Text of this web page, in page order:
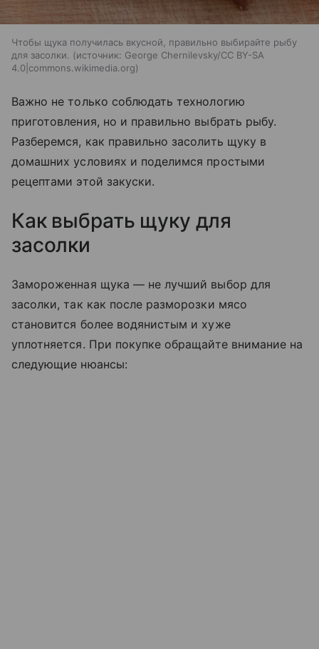
Чтобы щука получилась вкусной, правильно выбирайте рыбу
для засолки.
источник: George Chernilevsky/CC BY-SA
4.0|commons.wikimedia.org
Важно не только соблюдать технологию
приготовления, но и правильно выбрать рыбу.
Разберемся, как правильно засолить щуку в
домашних условиях и поделимся простыми
рецептами этой закуски.
Как выбрать щуку для
засолки
Замороженная щука — не лучший выбор для
засолки, так как после разморозки мясо
становится более водянистым и хуже
уплотняется. При покупке обращайте внимание на
следующие нюансы: